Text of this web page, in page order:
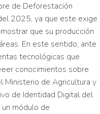
de Deforestación
2025, ya que este exige
que su producción
En este sentido, ante
tecnológicas que
conocimientos sobre
Ministerio de Agricultura y
de Identidad Digital del
módulo de